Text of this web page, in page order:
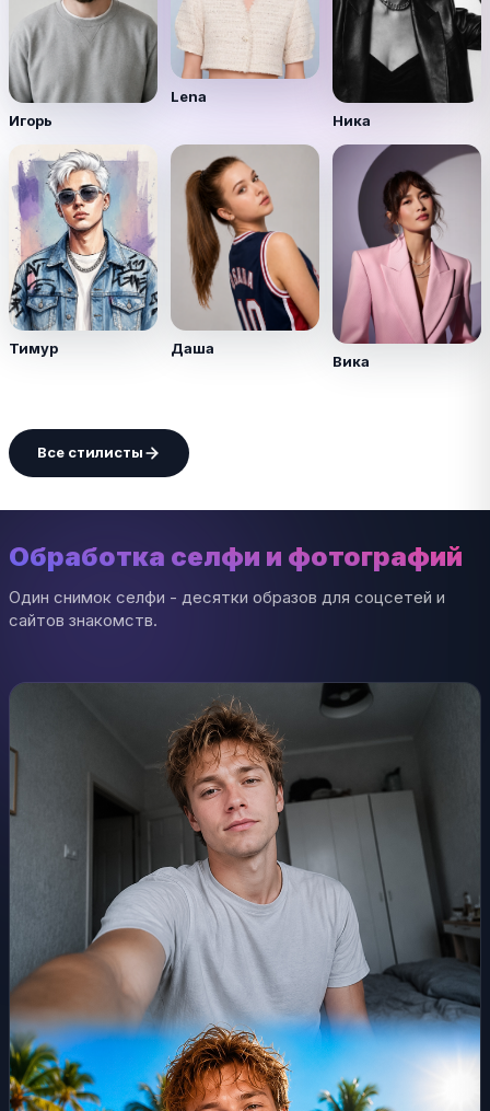
Игорь
Lena
Ника
Тимур Даша
Вика
Все стилисты
Обработка селфи и фотографий
Один снимок селфи - десятки образов для соцсетей и
сайтов знакомств.